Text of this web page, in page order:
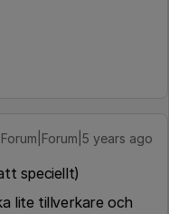
Forum|Forum|5 years ago
speciellt)
lite tillverkare och